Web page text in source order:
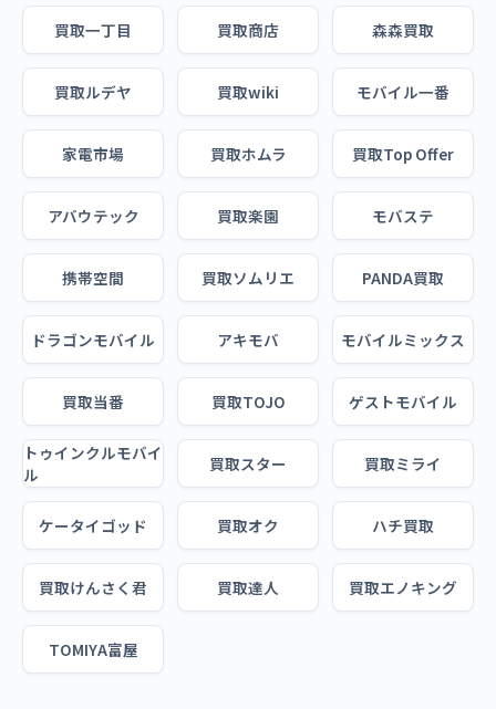
買取一丁目 買取商店 森森買取
買取ルデヤ 買取wiki モバイル一番
家電市場 買取ホムラ 買取Top Offer
アバウテック 買取楽園 モバステ
携帯空間 買取ソムリエ PANDA買取
ドラゴンモバイル アキモバ モバイルミックス
買取当番 買取TOJO ゲストモバイル
トゥインクルモバイ
ル
買取スター 買取ミライ
ケータイゴッド 買取オク ハチ買取
買取けんさく君 買取達人 買取エノキング
TOMIYA富屋